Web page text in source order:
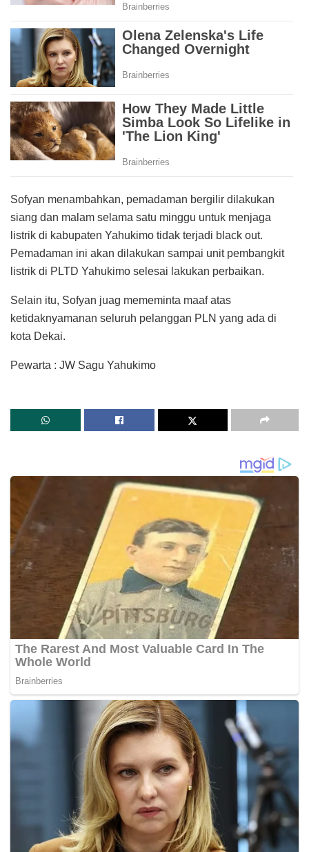
Sofyan menambahkan, pemadaman bergilir dilakukan
siang dan malam selama satu minggu untuk menjaga
listrik di kabupaten Yahukimo tidak terjadi black out.
Pemadaman ini akan dilakukan sampai unit pembangkit
listrik di PLTD Yahukimo selesai lakukan perbaikan.
Selain itu, Sofyan juag mememinta maaf atas
ketidaknyamanan seluruh pelanggan PLN yang ada di
kota Dekai.
Pewarta : JW Sagu Yahukimo